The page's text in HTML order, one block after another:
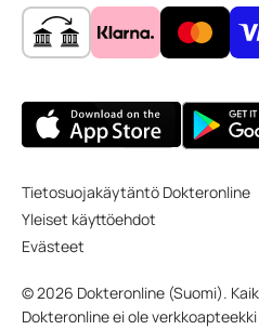
Tietosuojakäytäntö Dokteronline
Yleiset käyttöehdot
Evästeet
© 2026 Dokteronline (Suomi).
Dokteronline ei ole